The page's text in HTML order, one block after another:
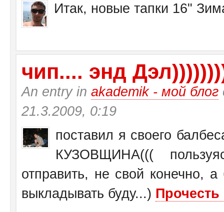
Итак, новые тапки 16"
чип.... энд
An entry in akademik - мой блог
21.3.2009, 0:19
поставил я своего
КУЗОВЩИНА(((
отправить, не свой конечно,
выкладывать буду...)